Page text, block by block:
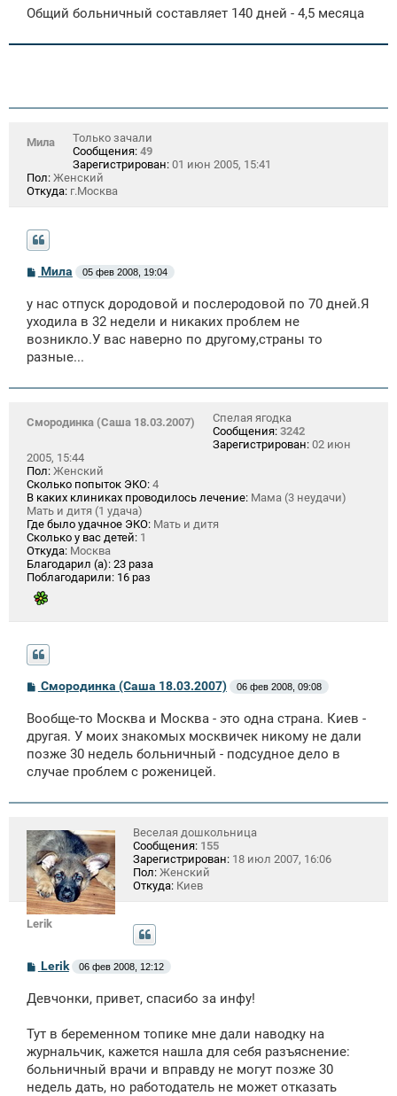
Общий больничный составляет 140 дней - 4,5 месяца
Мила
Только зачали
Сообщения: 49
Зарегистрирован: 01 июн 2005, 15:41
Пол: Женский
Откуда: г.Москва
С
б
щ
н
и
Мила 05 фев 2008, 19:04
у нас отпуск дородовой и послеродовой по 70 дней.Я
уходила в 32 недели и никаких проблем не
возникло.У вас наверно по другому,страны то
разные...
Смородинка (Саша 18.03.2007)
Спелая ягодка
Сообщения: 3242
Зарегистрирован: 02 июн
2005, 15:44
Пол: Женский
Сколько попыток ЭКО: 4
В каких клиниках проводилось лечение: Мама (3 неудачи)
Мать и дитя (1 удача)
Где было удачное ЭКО: Мать и дитя
Сколько у вас детей: 1
Откуда: Москва
Благодарил (а): 23 раза
Поблагодарили: 16 раз
С
б
щ
е
н
и
Смородинка (Саша 18.03.2007) 06 фев 2008, 09:08
Вообще-то Москва и Москва - это одна страна. Киев -
другая. У моих знакомых москвичек никому не дали
позже 30 недель больничный - подсудное дело в
случае проблем с роженицей.
Lerik
Веселая дошкольница
Сообщения: 155
Зарегистрирован: 18 июл 2007, 16:06
Пол: Женский
Откуда: Киев
С
б
н
и
Lerik 06 фев 2008, 12:12
Девчонки, привет, спасибо за инфу!
Тут в беременном топике мне дали наводку на
журнальчик, кажется нашла для себя разъяснение:
больничный врачи и вправду не могут позже 30
недель дать, но работодатель не может отказать